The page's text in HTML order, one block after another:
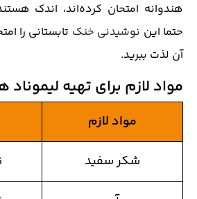
هندوانه امتحان کرده‌اند، اندک
حتما این نوشیدنی خنک تابستانی را
آن لذت ببرید.
مواد لازم برای تهیه لیموناد
مواد لازم
شکر سفید